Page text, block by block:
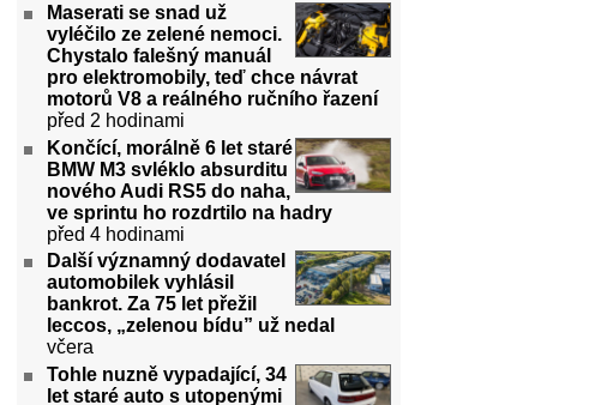
Maserati se snad už
vyléčilo ze zelené nemoci.
Chystalo falešný manuál
pro elektromobily, teď chce návrat
motorů V8 a reálného ručního řazení
před 2 hodinami
Končící, morálně 6 let staré
BMW M3 svléklo absurditu
nového Audi RS5 do naha,
ve sprintu ho rozdrtilo na hadry
před 4 hodinami
Další významný dodavatel
automobilek vyhlásil
bankrot. Za 75 let přežil
leccos, „zelenou bídu” už nedal
včera
Tohle nuzně vypadající, 34
let staré auto s utopenými